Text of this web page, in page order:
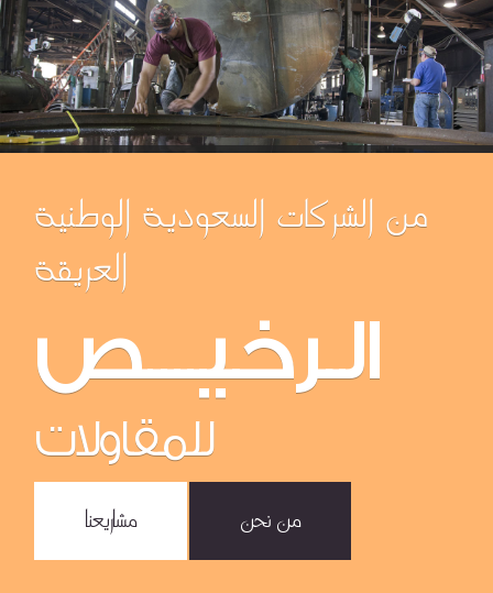
من الشركات السعودية الوطنية
العريقة
الـرخيــــص
للمقاولات
مشاريعنا من نحن